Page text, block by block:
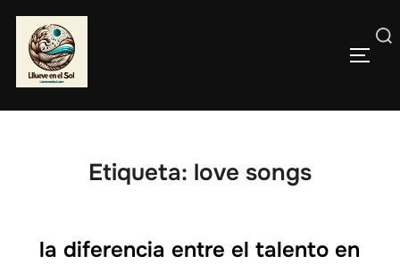
contenido
Buscar:
Etiqueta: love songs
la diferencia entre el talento en